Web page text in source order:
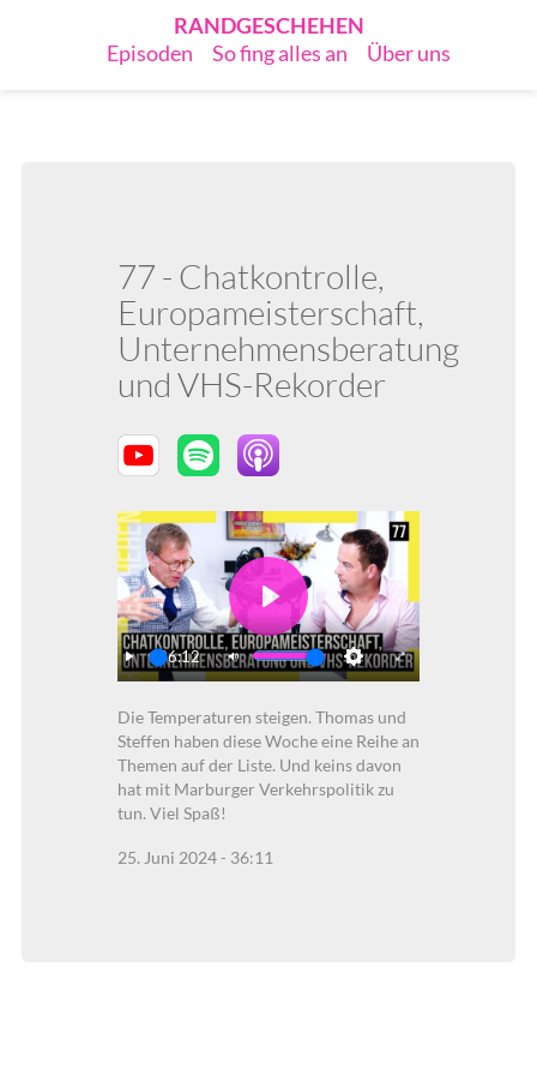
RANDGESCHEHEN
Episoden
So fing alles an Über uns
77 - Chatkontrolle,
Europameisterschaft,
Unternehmensberatung
und VHS-Rekorder
Play
36:12
Mute Settings
Enter
fullscreen
Play
Die Temperaturen steigen. Thomas und
Steffen haben diese Woche eine Reihe an
Themen auf der Liste. Und keins davon
hat mit Marburger Verkehrspolitik zu
tun. Viel Spaß!
25. Juni 2024 - 36:11